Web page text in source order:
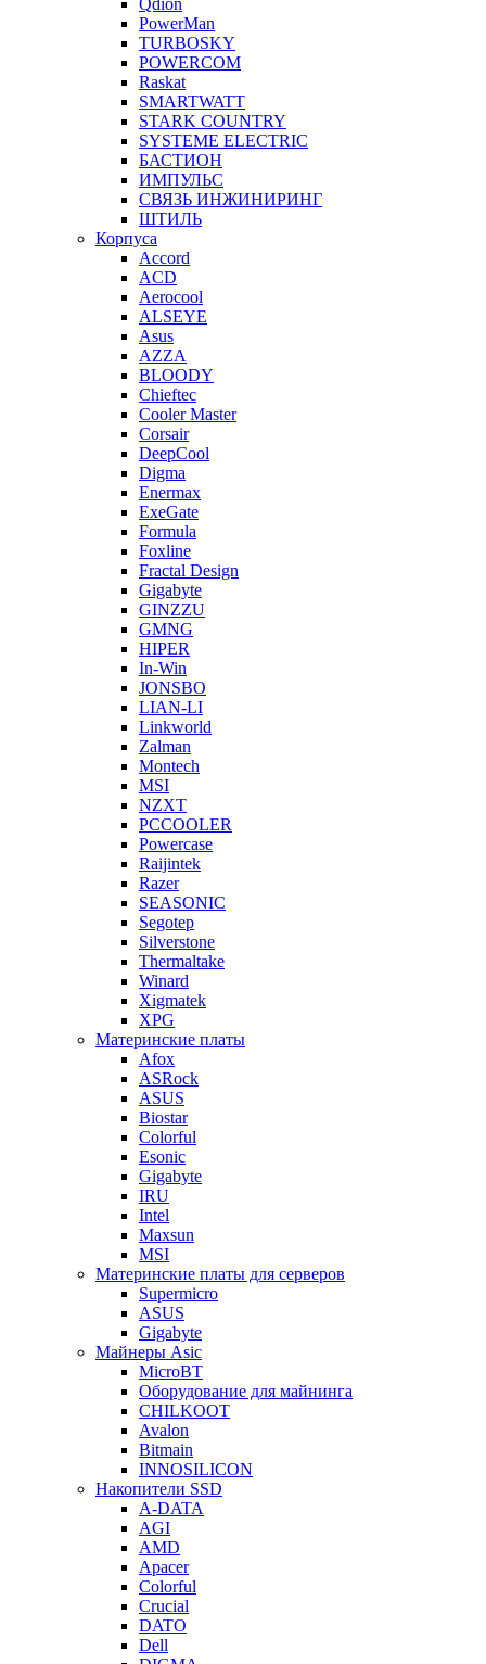
Qdion
PowerMan
TURBOSKY
POWERCOM
Raskat
SMARTWATT
STARK COUNTRY
SYSTEME ELECTRIC
БАСТИОН
ИМПУЛЬС
СВЯЗЬ ИНЖИНИРИНГ
ШТИЛЬ
Корпуса
Accord
ACD
Aerocool
ALSEYE
Asus
AZZA
BLOODY
Chieftec
Cooler Master
Corsair
DeepCool
Digma
Enermax
ExeGate
Formula
Foxline
Fractal Design
Gigabyte
GINZZU
GMNG
HIPER
In-Win
JONSBO
LIAN-LI
Linkworld
Zalman
Montech
MSI
NZXT
PCCOOLER
Powercase
Raijintek
Razer
SEASONIC
Segotep
Silverstone
Thermaltake
Winard
Xigmatek
XPG
Материнские платы
Afox
ASRock
ASUS
Biostar
Colorful
Esonic
Gigabyte
IRU
Intel
Maxsun
MSI
Материнские платы для серверов
Supermicro
ASUS
Gigabyte
Майнеры Asic
MicroBT
Оборудование для майнинга
CHILKOOT
Avalon
Bitmain
INNOSILICON
Накопители SSD
A-DATA
AGI
AMD
Apacer
Colorful
Crucial
DATO
Dell